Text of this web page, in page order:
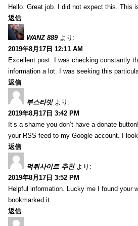
Hello. Great job. I did not expect this. This
返信
WANZ 889 より:
2019年8月17日 12:11 AM
Excellent post. I was checking constantly
information a lot. I was seeking this
返信
부스타빗 より:
2019年8月17日 3:42 PM
It’s a shame you don’t have a donate
your RSS feed to my Google account. I
返信
먹튀사이트 추천 より:
2019年8月17日 3:52 PM
Helpful information. Lucky me I found your
bookmarked it.
返信